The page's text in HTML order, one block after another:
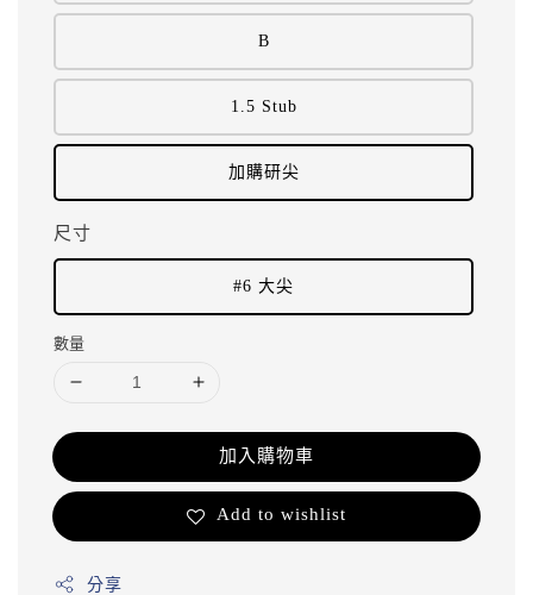
B
1.5 Stub
加購研尖
尺寸
#6 大尖
數量
加入購物車
Add to wishlist
分享